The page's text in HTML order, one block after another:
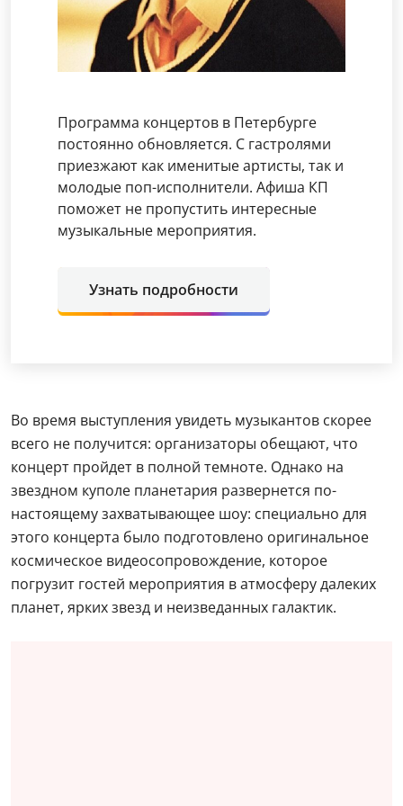
Программа концертов в Петербурге
постоянно обновляется. С гастролями
приезжают как именитые артисты, так и
молодые поп-исполнители. Афиша КП
поможет не пропустить интересные
музыкальные мероприятия.
Узнать подробности
Во время выступления увидеть музыкантов скорее
всего не получится: организаторы обещают, что
концерт пройдет в полной темноте. Однако на
звездном куполе планетария развернется по-
настоящему захватывающее шоу: специально для
этого концерта было подготовлено оригинальное
космическое видеосопровождение, которое
погрузит гостей мероприятия в атмосферу далеких
планет, ярких звезд и неизведанных галактик.